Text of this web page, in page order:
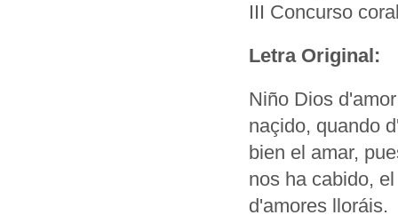
III Concurso
Letra Original:
Niño Dios
naçido, quando
bien el amar,
nos ha cabido,
d'amores lloráis.